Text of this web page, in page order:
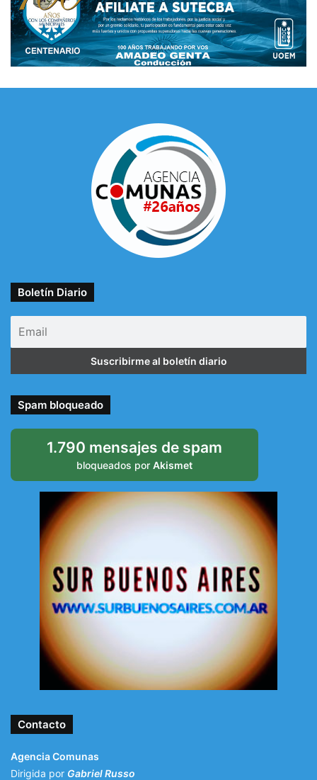
Boletín Diario
Spam bloqueado
1.790 mensajes de spam
bloqueados por Akismet
Contacto
Agencia Comunas
Dirigida por Gabriel Russo